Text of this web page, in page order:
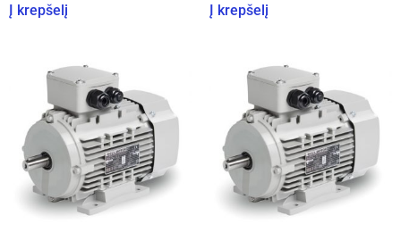
Į krepšelį Į krepšelį